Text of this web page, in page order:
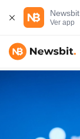
Newsbit
Ver app